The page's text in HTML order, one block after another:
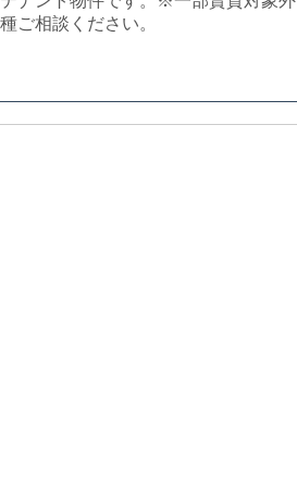
ご相談ください。